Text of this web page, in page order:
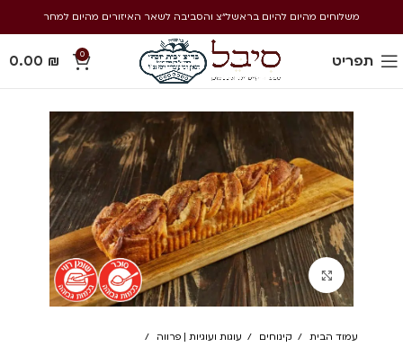
משלוחים מהיום להיום בראשל״צ והסביבה לשאר האיזורים מהיום למחר
תפריט 0
0.00 ₪
Click to enlarge
עמוד הבית קינוחים
עוגות ועוגיות | פרווה